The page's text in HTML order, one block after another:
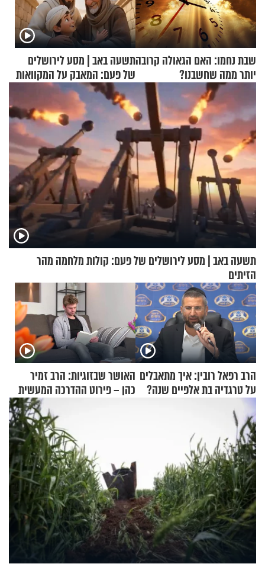
שבת נחמו: האם הגאולה קרובה
יותר ממה שחשבנו?
תשעה באב | מסע לירושלים
של פעם: המאבק על המקוואות
תשעה באב | מסע לירושלים של פעם: קולות מלחמה מהר
הזיתים
הרב רפאל רובין: איך מתאבלים
על טרגדיה בת אלפיים שנה?
האושר שבזוגיות: הרב זמיר
כהן – פירוט ההדרכה המעשית